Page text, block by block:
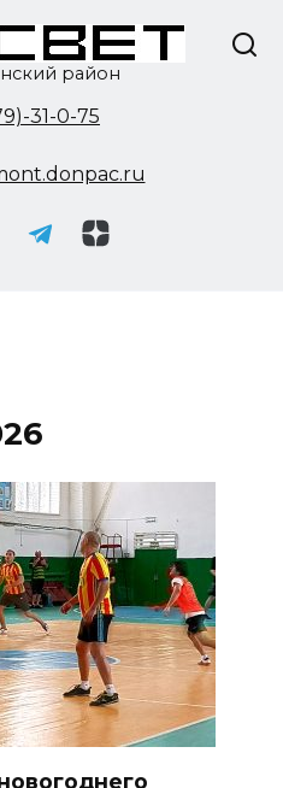
район
31-0-75